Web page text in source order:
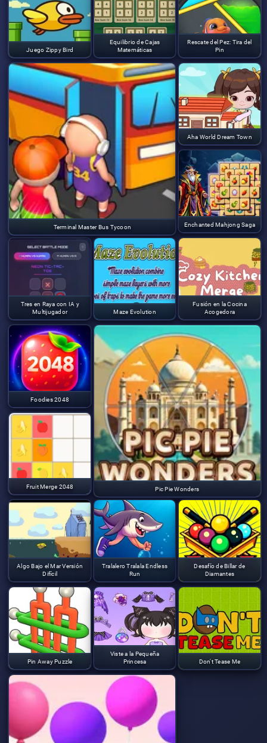
Juego Zippy Bird
Equilibrio de Cajas
Matemáticas
Terminal Master Bus Tycoon
Rescate del Pez: Tira del
Pin
Aha World Dream Town
Enchanted Mahjong Saga
Tres en Raya con IA y
Multijugador
Maze Evolution
Fusión en la Cocina
Acogedora
Foodies 2048
Pic Pie Wonders
Fruit Merge 2048
Algo Bajo el Mar Versión
Difícil
Tralalero Tralala Endless
Run
Desafío de Billar de
Diamantes
Pin Away Puzzle
Viste a la Pequeña
Princesa
Don't Tease Me